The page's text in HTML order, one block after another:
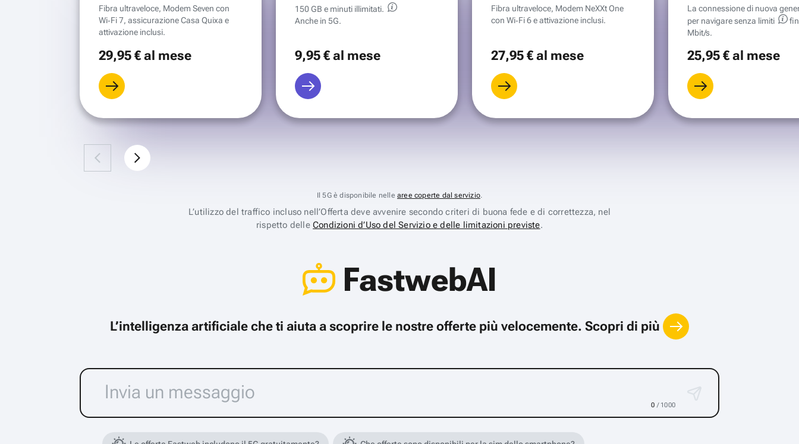
Fibra ultraveloce, Modem Seven con
Wi‑Fi 7, assicurazione Casa Quixa e
attivazione inclusi.
29,95 €al mese
150 GB e minuti illimitati.
Anche in 5G.
9,95 €al mese
Fibra ultraveloce, Modem NeXXt One
con Wi‑Fi 6 e attivazione inclusi.
27,95 €al mese
La connessione di nuova
per navigare senza limiti
Mbit/s.
25,95 €al mese
Il 5G è disponibile nelle aree coperte dal servizio.
L’utilizzo del traffico incluso nell’Offerta deve avvenire secondo criteri di buona fede e di correttezza, nel
rispetto delleCondizioni d’Uso del Servizio e delle limitazioni previste.
FastwebAI
L’intelligenza artificiale che ti aiuta a scoprire le nostre offerte più velocemente. Scopri di più
0 / 1000